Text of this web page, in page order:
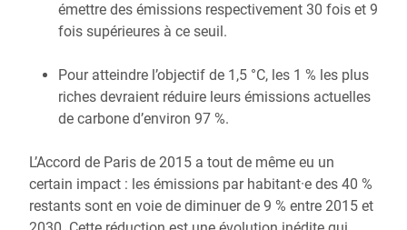
émettre des émissions respectivement 30 fois et 9
fois supérieures à ce seuil.
Pour atteindre l’objectif de 1,5 °C, les 1 % les plus
riches devraient réduire leurs émissions actuelles
de carbone d’environ 97 %.
L’Accord de Paris de 2015 a tout de même eu un
certain impact : les émissions par habitant·e des 40 %
restants sont en voie de diminuer de 9 % entre 2015 et